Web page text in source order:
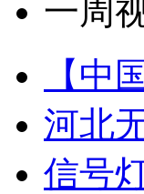
一周
【中
河北
信号